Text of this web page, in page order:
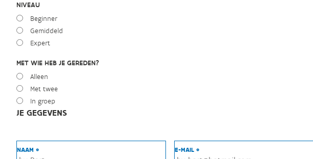
NIVEAU
Beginner
Gemiddeld
Expert
MET WIE HEB JE GEREDEN?
Alleen
Met twee
In groep
JE GEGEVENS
NAAM * E-MAIL *